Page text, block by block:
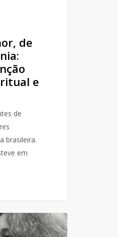
de
e
de
brasileira.
em
0